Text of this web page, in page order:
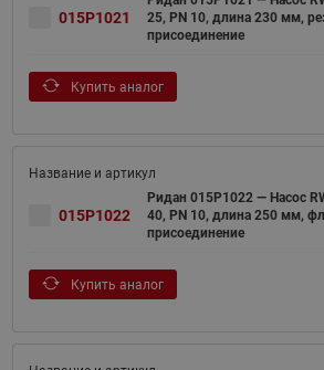
015P1021
25, PN 10, длина 230 мм,
присоединение
Купить аналог
015P1022
Ридан 015P1022 — Насос
40, PN 10, длина 250 мм,
присоединение
Купить аналог